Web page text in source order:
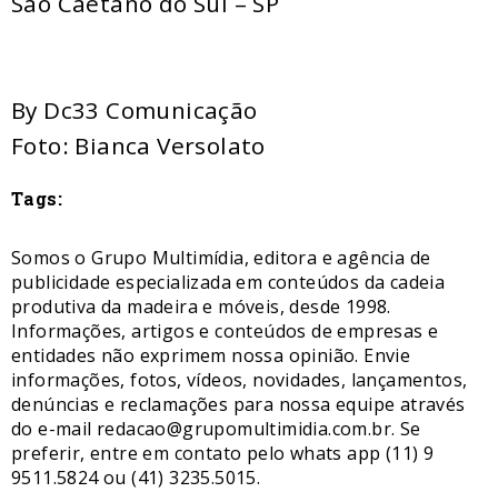
By Dc33 Comunicação
Foto: Bianca Versolato
Tags:
Somos o Grupo Multimídia, editora e agência de
publicidade especializada em conteúdos da cadeia
produtiva da madeira e móveis, desde 1998.
Informações, artigos e conteúdos de empresas e
entidades não exprimem nossa opinião. Envie
informações, fotos, vídeos, novidades, lançamentos,
denúncias e reclamações para nossa equipe através
do e-mail redacao@grupomultimidia.com.br. Se
preferir, entre em contato pelo whats app (11) 9
9511.5824 ou (41) 3235.5015.